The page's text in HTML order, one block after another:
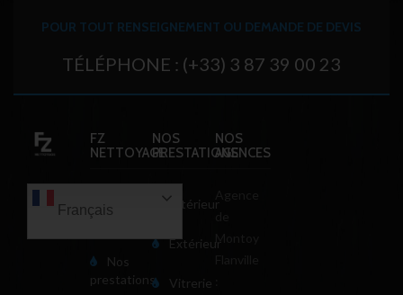
POUR TOUT RENSEIGNEMENT OU DEMANDE DE DEVIS
TÉLÉPHONE : (+33) 3 87 39 00 23
Français
FZ
NETTOYAGE
Notre
société
Nos
prestations
NOS
PRESTATIONS
Intérieur
Extérieur
Vitrerie
NOS
AGENCES